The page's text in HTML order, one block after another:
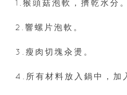
1.猴頭菇泡軟，擠乾水分。
2.響螺片泡軟。
3.瘦肉切塊汆燙。
4.所有材料放入鍋中，加